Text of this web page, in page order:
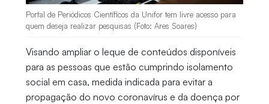
Portal de Periódicos Científicos da Unifor tem livre acesso para
quem deseja realizar pesquisas (Foto: Ares Soares)
Visando ampliar o leque de conteúdos disponíveis
para as pessoas que estão cumprindo isolamento
social em casa, medida indicada para evitar a
propagação do novo coronavírus e da doença por